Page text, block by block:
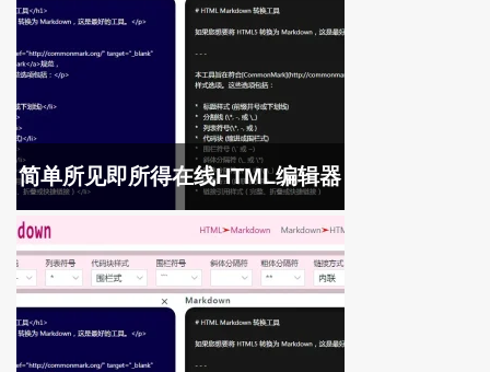
简单所见即所得在线HTML编辑器